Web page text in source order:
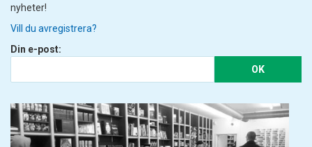
nyheter!
Vill du avregistrera?
Din e-post:
OK